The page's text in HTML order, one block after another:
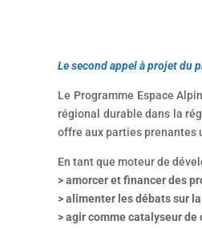
Le second appel à projet du
Le Programme Espace
régional durable dans la
offre aux parties prenantes
En tant que moteur de
> amorcer et financer des
> alimenter les débats sur
> agir comme catalyseur